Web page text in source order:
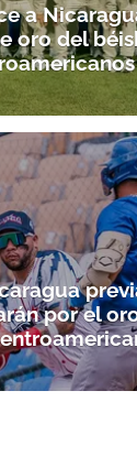
a
oro del
por el